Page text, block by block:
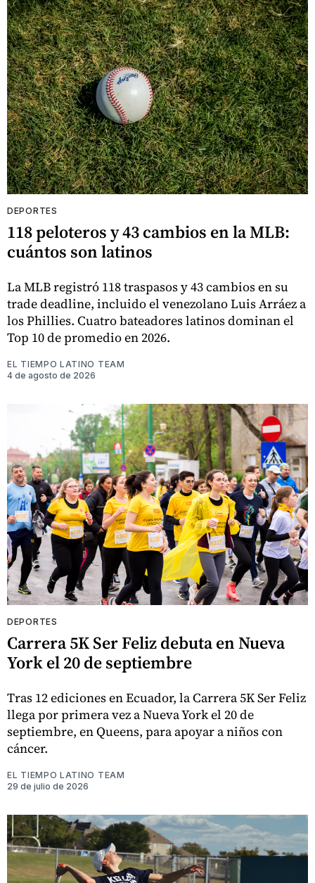
DEPORTES
118 peloteros y 43 cambios en la MLB:
cuántos son latinos
La MLB registró 118 traspasos y 43 cambios en su
trade deadline, incluido el venezolano Luis Arráez a
los Phillies. Cuatro bateadores latinos dominan el
Top 10 de promedio en 2026.
EL TIEMPO LATINO TEAM
4 de agosto de 2026
DEPORTES
Carrera 5K Ser Feliz debuta en Nueva
York el 20 de septiembre
Tras 12 ediciones en Ecuador, la Carrera 5K Ser Feliz
llega por primera vez a Nueva York el 20 de
septiembre, en Queens, para apoyar a niños con
cáncer.
EL TIEMPO LATINO TEAM
29 de julio de 2026